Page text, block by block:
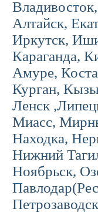
Алтайск,
Иркутск,
Караганда,
Амуре,
Курган,
Ленск
Миасс,
Находка,
Нижний
Ноябрьск,